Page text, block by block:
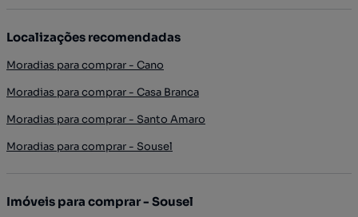
Localizações recomendadas
Moradias para comprar - Cano
Moradias para comprar - Casa Branca
Moradias para comprar - Santo Amaro
Moradias para comprar - Sousel
Imóveis para comprar - Sousel